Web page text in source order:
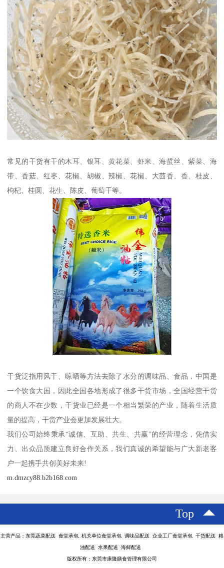
常见的干货有干的木耳、银耳、黄花菜、虾米、海蜇丝、紫菜、海
带、香菇、红枣、花椒、胡椒、辣椒、花椒、大茴香、香、桂皮、
枸杞、桂圆、花生、陈皮、葡萄干等。
干货泛指用风干、晾晒等方法去除了水分的调味品、食品，中国是
一个饮食大国，因此全国各地形成了很多干货市场，全国经营干货
的商人不在少数，干货业已经是一个相当繁荣的产业，随着生活质
量的提高，干货产业会更加发展壮大。
我们公司始终秉承“诚信、互助、共生、共赢”的经营理念，凭借实
力、出众品质建立良好合作关系，我们真诚的希望能与广大新老客
户一起携手共创美好未来!
m.dmzcy88.b2b168.com
Top
主营产品：东莞蔬菜配送 食堂承包 机关单位食堂承包 调味品配送 企业工厂食堂承包 干货配送 粮
油配送 水果配送 海鲜配送
版权所有：东莞市康隆膳食管理有限公司